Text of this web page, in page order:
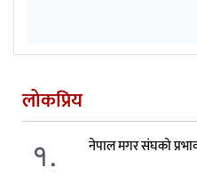
लोकप्रिय
१. नेपाल मगर संघको